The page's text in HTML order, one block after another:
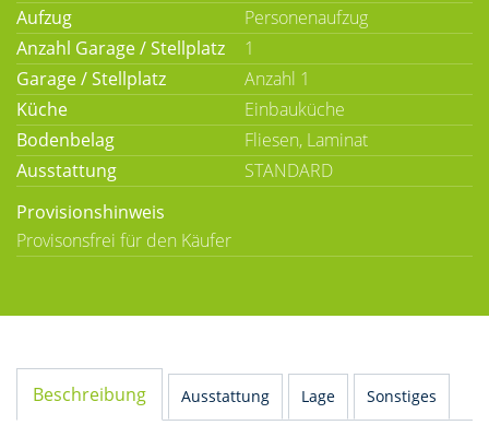
Aufzug
Personenaufzug
Anzahl Garage / Stellplatz
1
Garage / Stellplatz
Anzahl 1
Küche
Einbauküche
Bodenbelag
Fliesen, Laminat
Ausstattung
STANDARD
Provisionshinweis
Provisonsfrei für den Käufer
Beschreibung Ausstattung Lage Sonstiges